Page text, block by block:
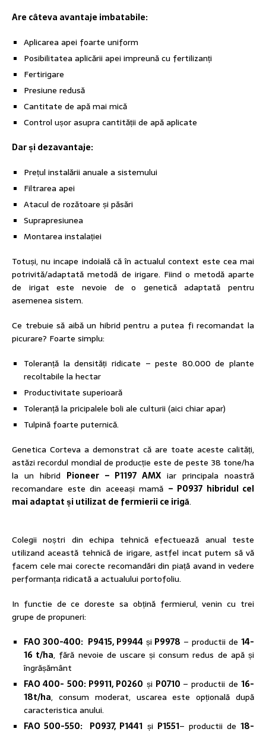
Are câteva avantaje imbatabile:
Aplicarea apei foarte uniform
Posibilitatea aplicării apei impreună cu fertilizanți
Fertirigare
Presiune redusă
Cantitate de apă mai mică
Control ușor asupra cantității de apă aplicate
Dar și dezavantaje:
Prețul instalării anuale a sistemului
Filtrarea apei
Atacul de rozătoare și păsări
Suprapresiunea
Montarea instalației
Totuși, nu incape indoială că în actualul context este cea mai
potrivită/adaptată metodă de irigare. Fiind o metodă aparte
de irigat este nevoie de o genetică adaptată pentru
asemenea sistem.
Ce trebuie să aibă un hibrid pentru a putea fi recomandat la
picurare? Foarte simplu:
Toleranță la densități ridicate – peste 80.000 de plante
recoltabile la hectar
Productivitate superioară
Toleranță la pricipalele boli ale culturii (aici chiar apar)
Tulpină foarte puternică.
Genetica Corteva a demonstrat că are toate aceste calități,
astăzi recordul mondial de producție este de peste 38 tone/ha
la un hibrid Pioneer – P1197 AMX iar principala noastră
recomandare este din aceeași mamă – P0937 hibridul cel
mai adaptat și utilizat de fermierii ce irigă.
Colegii noștri din echipa tehnică efectuează anual teste
utilizand această tehnică de irigare, astfel incat putem să vă
facem cele mai corecte recomandări din piață avand in vedere
performanța ridicată a actualului portofoliu.
In functie de ce doreste sa obțină fermierul, venin cu trei
grupe de propuneri:
FAO 300-400: P9415, P9944și P9978 – productii de14-
16 t/ha, fără nevoie de uscare și consum redus de apă și
îngrășământ
FAO 400- 500: P9911, P0260 și P0710 – productii de16-
18t/ha, consum moderat, uscarea este opțională după
caracteristica anului.
FAO 500-550: P0937, P1441 și P1551– productii de18-